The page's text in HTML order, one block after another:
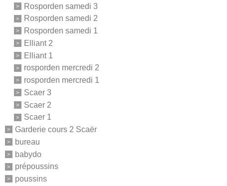
Rosporden samedi 3
Rosporden samedi 2
Rosporden samedi 1
Elliant 2
Elliant 1
rosporden mercredi 2
rosporden mercredi 1
Scaer 3
Scaer 2
Scaer 1
Garderie cours 2 Scaër
bureau
babydo
prépoussins
poussins